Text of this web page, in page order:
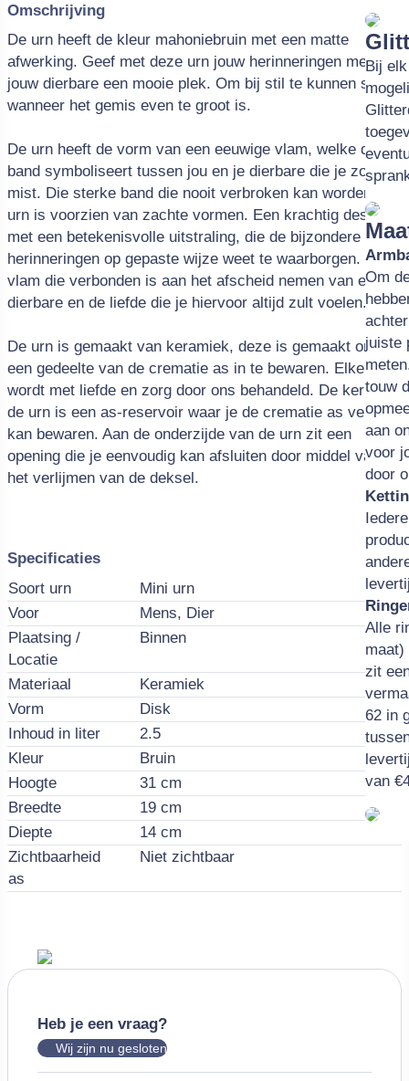
Bij
Om
juiste
touw
aan
voor
door
Alle
maat)
zit
62 in
van
Omschrijving
De urn heeft de kleur mahoniebruin met een matte
afwerking. Geef met deze urn jouw herinneringen met
jouw dierbare een mooie plek. Om bij stil te kunnen staan
wanneer het gemis even te groot is.
De urn heeft de vorm van een eeuwige vlam, welke de
band symboliseert tussen jou en je dierbare die je zo
mist. Die sterke band die nooit verbroken kan worden. De
urn is voorzien van zachte vormen. Een krachtig design
met een betekenisvolle uitstraling, die de bijzondere
herinneringen op gepaste wijze weet te waarborgen. De
vlam die verbonden is aan het afscheid nemen van een
dierbare en de liefde die je hiervoor altijd zult voelen.
De urn is gemaakt van keramiek, deze is gemaakt om
een gedeelte van de crematie as in te bewaren. Elke urn
wordt met liefde en zorg door ons behandeld. De kern van
de urn is een as-reservoir waar je de crematie as veilig in
kan bewaren. Aan de onderzijde van de urn zit een
opening die je eenvoudig kan afsluiten door middel van
het verlijmen van de deksel.
Specificaties
Soort urn
Mini urn
Voor
Mens, Dier
Plaatsing /
Locatie
Binnen
Materiaal
Keramiek
Vorm
Disk
Inhoud in liter
2.5
Kleur
Bruin
Hoogte
31 cm
Breedte
19 cm
Diepte
14 cm
Zichtbaarheid
as
Niet zichtbaar
Heb je een vraag?
Wij zijn nu gesloten